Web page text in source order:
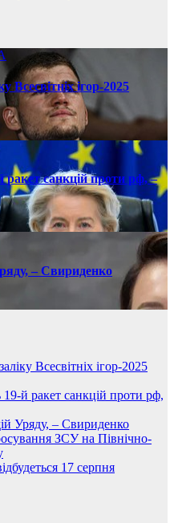
Всесвітніх ігор-2025
ракет санкцій проти рф, –
– Свириденко
Всесвітніх ігор-2025
й ракет санкцій проти рф,
Уряду, – Свириденко
ЗСУ на Північно-
17 серпня